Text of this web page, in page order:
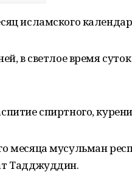
исламского
в светлое время
спиртного,
месяца мусульман
Тадджуддин.